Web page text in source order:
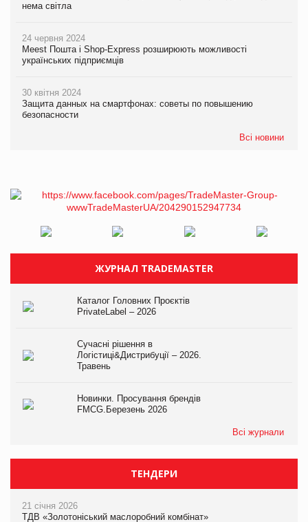
нема світла
24 червня 2024
Meest Пошта і Shop-Express розширюють можливості
українських підприємців
30 квітня 2024
Защита данных на смартфонах: советы по повышению
безопасности
Всі новини
ЖУРНАЛ TRADEMASTER
Каталог Головних Проєктів
PrivateLabel – 2026
Сучасні рішення в
Логістиці&Дистрибуції – 2026.
Травень
Новинки. Просування брендів
FMCG.Березень 2026
Всі журнали
ТЕНДЕРИ
21 січня 2026
ТДВ «Золотоніський маслоробний комбінат»